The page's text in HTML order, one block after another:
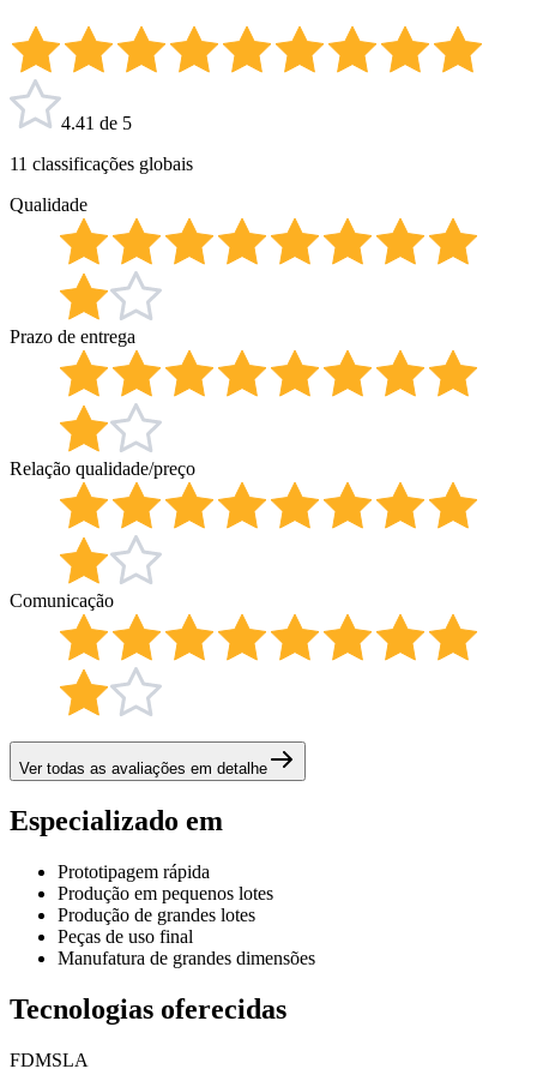
4.41 de 5
11 classificações globais
Qualidade
Prazo de entrega
Relação qualidade/preço
Comunicação
Ver todas as avaliações em detalhe
Especializado em
Prototipagem rápida
Produção em pequenos lotes
Produção de grandes lotes
Peças de uso final
Manufatura de grandes dimensões
Tecnologias oferecidas
FDMSLA